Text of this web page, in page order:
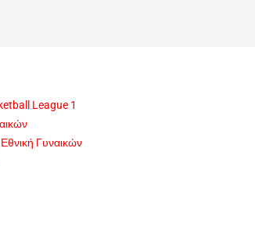
League 1
Γυναικών